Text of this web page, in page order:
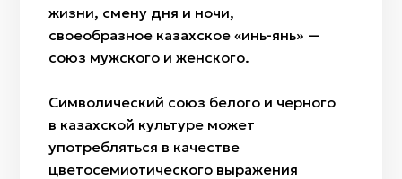
жизни, смену дня и ночи,
своеобразное казахское «инь-янь» —
союз мужского и женского.
Символический союз белого и черного
в казахской культуре может
употребляться в качестве
цветосемиотического выражения